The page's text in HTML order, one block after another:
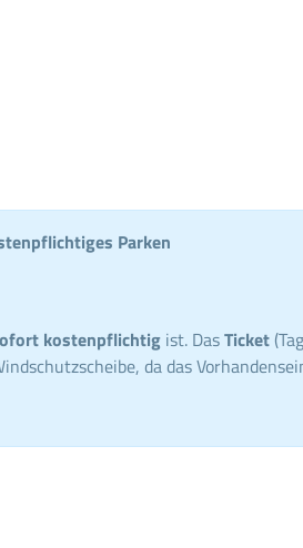
Parken
kostenpflichtig ist. DasTicket
da das